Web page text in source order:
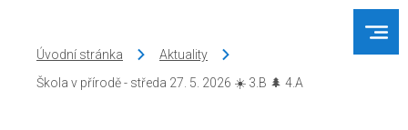
Úvodní stránka
Aktuality
Škola v přírodě - středa 27. 5. 2026 ☀️ 3.B 🌲 4.A